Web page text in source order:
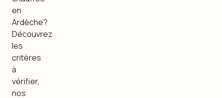
en
Ardèche?
Découvrez
les
critères
à
vérifier,
nos